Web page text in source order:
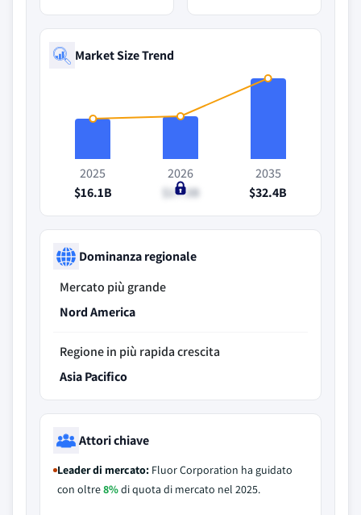
Market Size Trend
2025
$16.1B
2026
$17.3B
2035
$32.4B
Dominanza regionale
Mercato più grande
Nord America
Regione in più rapida crescita
Asia Pacifico
Attori chiave
Leader di mercato: Fluor Corporation ha guidato
con oltre8%di quota di mercato nel 2025.